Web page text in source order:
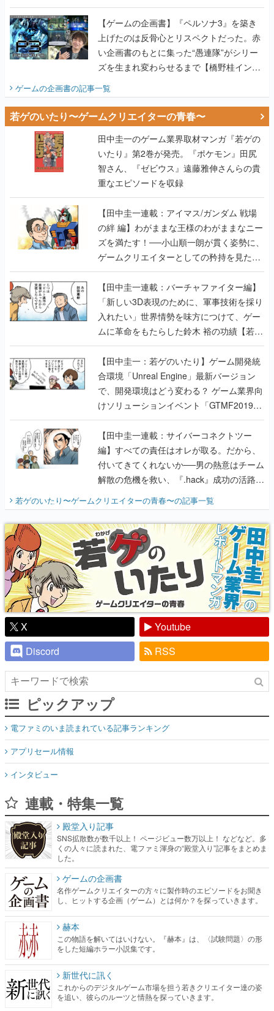
画書】
【ゲームの企画書】『ペルソナ3』を築き
上げたのは反骨心とリスペクトだった。赤
い企画書のもとに集った“愚連隊”がシリー
ズを生まれ変わらせるまで【橋野桂インタ
ゲームの企画書の記事一覧
若ゲのいたり〜ゲームクリエイターの青春〜
田中圭一のゲーム業界取材マンガ『若ゲの
いたり』第2巻が発売。『ポケモン』田尻
智さん、『ゼビウス』遠藤雅伸さんらの貴
重なエピソードを収録
【田中圭一連載：アイマス/ガンダム 戦場
の絆 編】わがままな王様のわがままなニー
ズを満たす！──小山順一朗が貫く姿勢に、
ゲームクリエイターとしての矜持を見た
【若ゲのいたり最終回】
【田中圭一連載：バーチャファイター編】
「新しい3D表現のために、軍事技術を採り
入れたい」世界情勢を味方につけて、ゲー
ムに革命をもたらした鈴木 裕の功績【若ゲ
のいたり】
【田中圭一：若ゲのいたり】ゲーム開発統
合環境「Unreal Engine」最新バージョン
で、開発環境はどう変わる？ ゲーム業界向
けソリューションイベント「GTMF2019」
に行って、より理解を深めよう【PR】
【田中圭一連載：サイバーコネクトツー
編】すべての責任はオレが取る。だから、
付いてきてくれないか──男の熱意はチーム
解散の危機を救い、『.hack』成功の活路を
『少年ジャンプ』色だった【若ゲのいた
り】
若ゲのいたり〜ゲームクリエイターの青春〜の記事一覧
X
Youtube
Discord
RSS
ピックアップ
電ファミのいま読まれている記事ランキング
アプリセール情報
インタビュー
連載・特集一覧
殿堂入り記事
SNS拡散数が数千以上！ ページビュー数万以上！ などなど。多
くの人々に読まれた、電ファミ渾身の“殿堂入り”記事をまとめま
した。
ゲームの企画書
名作ゲームクリエイターの方々に製作時のエピソードをお聞き
し、ヒットする企画（ゲーム）とは何か？を探っていきます。
赫本
この物語を解いてはいけない。『赫本』は、〈試験問題〉の形
をした短編ホラー小説集です。
新世代に訊く
これからのデジタルゲーム市場を担う若きクリエイター達の姿
を追い、彼らのルーツと情熱を探っていきます。